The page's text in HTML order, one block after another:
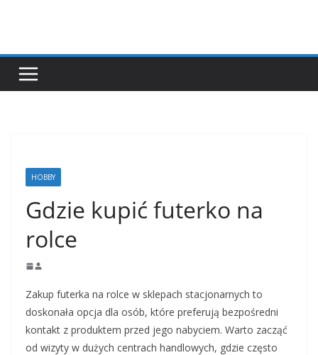
HOBBY
Gdzie kupić futerko na
rolce
Zakup futerka na rolce w sklepach stacjonarnych to
doskonała opcja dla osób, które preferują bezpośredni
kontakt z produktem przed jego nabyciem. Warto zacząć
od wizyty w dużych centrach handlowych, gdzie często